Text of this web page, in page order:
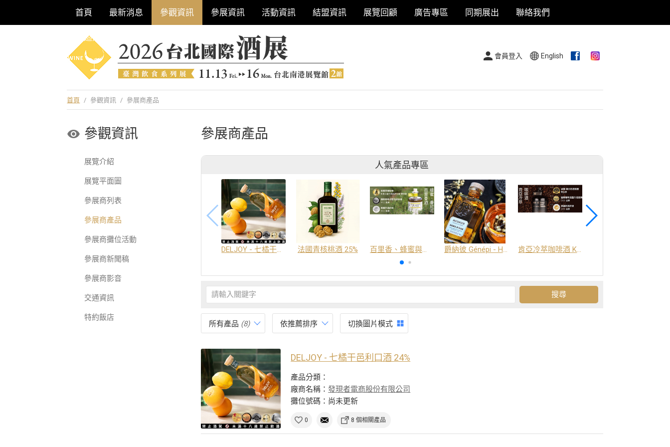
首頁 最新消息 參觀資訊 參展資訊 活動資訊 結盟資訊 展覽回顧 廣告專區 同期展出 聯絡我們
巡迴酒展系列
會員登入 English
首頁 / 參觀資訊 / 參展商產品
參觀資訊
展覽介紹
展覽平面圖
參展商列表
參展商產品
參展商攤位活動
參展商新聞稿
參展商影音
交通資訊
特約飯店
參展商產品
人氣產品專區
DELJOY - 七橘干邑利口酒 24% 法國青核桃酒 25% 百里香、蜂蜜與番紅花酒 爵納彼 Génépi - Hors d'Age (橡木桶陳釀) -阿爾卑斯山草本酒 肯亞冷萃咖啡酒 Kenya Coffee Brew
所有產品 (8) 依推薦排序 切換圖片模式
DELJOY - 七橘干邑利口酒 24%
產品分類：
廠商名稱：發現者電商股份有限公司
攤位號碼：尚未更新
0 8 個相關產品